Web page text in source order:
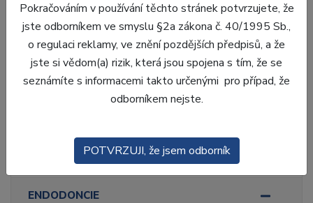
Laboratoř
Ordinace
ENDODONCIE
Pokračováním v používání těchto stránek potvrzujete, že
jste odborníkem ve smyslu §2a zákona č. 40/1995 Sb.,
o regulaci reklamy, ve znění pozdějších předpisů, a že
jste si vědom(a) rizik, která jsou spojena s tím, že se
seznámíte s informacemi takto určenými pro případ, že
odborníkem nejste.
POTVRZUJI, že jsem odborník